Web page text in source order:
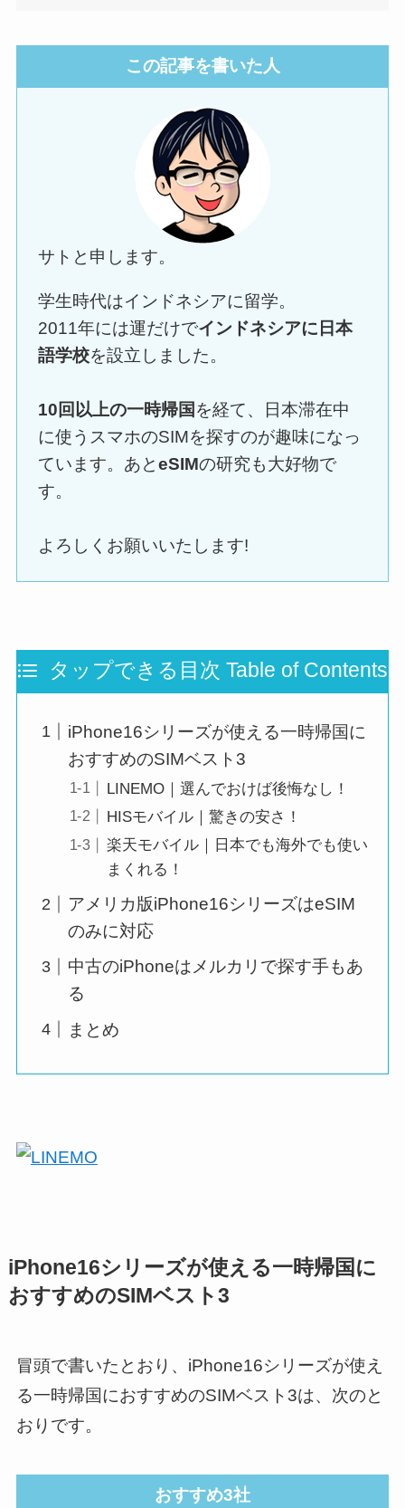
この記事を書いた人
サトと申します。
学生時代はインドネシアに留学。
2011年には運だけでインドネシアに日本
語学校を設立しました。
10回以上の一時帰国 を経て、日本滞在中
に使うスマホのSIMを探すのが趣味になっ
ています。あとeSIMの研究も大好物で
す。
よろしくお願いいたします!
タップできる目次 Table of Contents
iPhone16シリーズが使える一時帰国に
おすすめのSIMベスト3
LINEMO｜選んでおけば後悔なし！
HISモバイル｜驚きの安さ！
楽天モバイル｜日本でも海外でも使い
まくれる！
アメリカ版iPhone16シリーズはeSIM
のみに対応
中古のiPhoneはメルカリで探す手もあ
る
まとめ
iPhone16シリーズが使える一時帰国に
おすすめのSIMベスト3
冒頭で書いたとおり、iPhone16シリーズが使え
る一時帰国におすすめのSIMベスト3は、次のと
おりです。
おすすめ3社